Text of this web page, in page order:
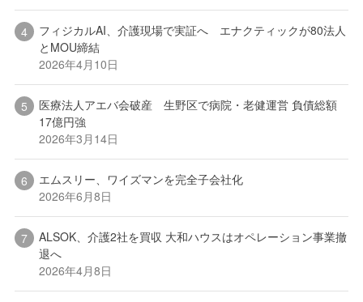
フィジカルAI、介護現場で実証へ エナクティックが80法人
とMOU締結
2026年4月10日
医療法人アエバ会破産 生野区で病院・老健運営 負債総額
17億円強
2026年3月14日
エムスリー、ワイズマンを完全子会社化
2026年6月8日
ALSOK、介護2社を買収 大和ハウスはオペレーション事業撤
退へ
2026年4月8日